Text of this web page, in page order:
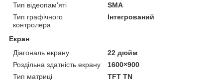
Тип відеопам'яті
SMA
Тип графічного
контролера
Інтегрований
Екран
Діагональ екрану
22 дюйм
Роздільна здатність екрану
1600×900
Тип матриці
TFT TN